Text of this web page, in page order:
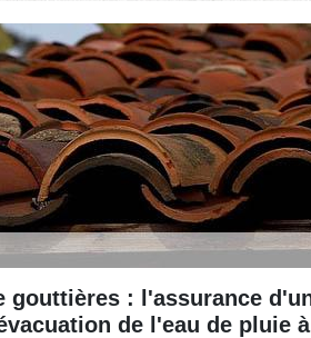
CONTACTEZ-
gouttières : l'assurance
de l'eau de pluie à